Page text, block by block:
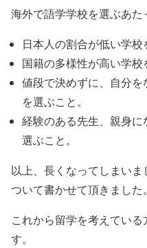
海外で語学学校を選ぶあた
日本人の割合が低い学校
国籍の多様性が高い学校
値段で決めずに、自分
を選ぶこと。
経験のある先生、親身
選ぶこと。
以上、長くなってしまい
ついて書かせて頂きました。
これから留学を考えてい
す。